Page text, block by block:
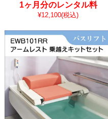
1ヶ月分のレンタル料
¥12,100(税込)